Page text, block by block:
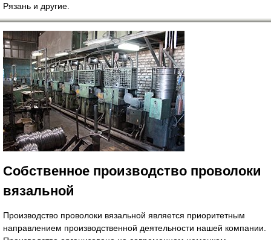
Рязань и другие.
Собственное производство проволоки
вязальной
Производство проволоки вязальной является приоритетным
направлением производственной деятельности нашей компании.